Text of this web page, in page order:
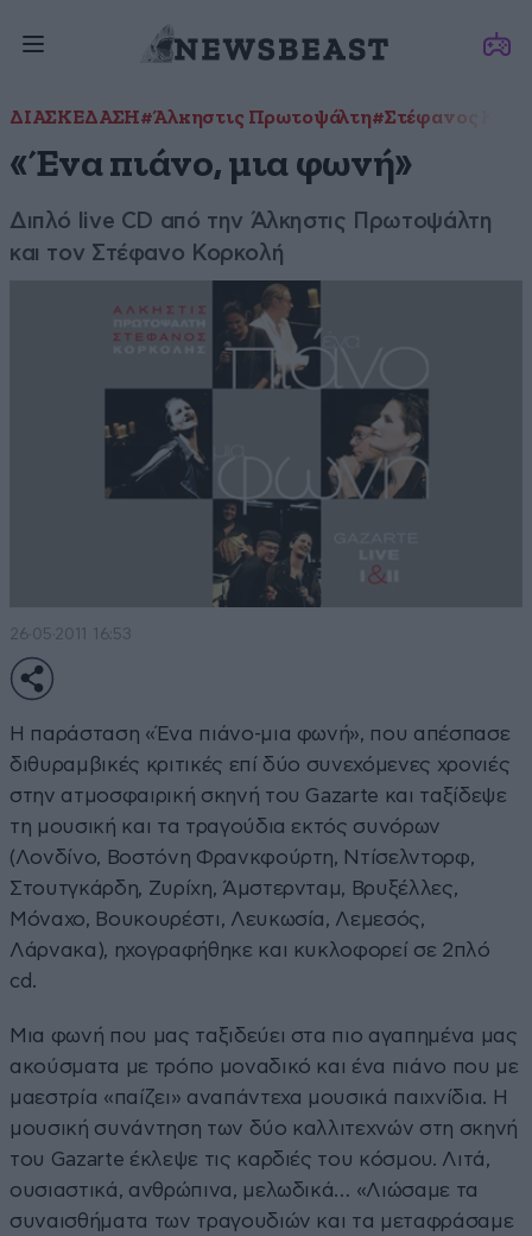
ΔΙΑΣΚΕΔΑΣΗ#Άλκηστις Πρωτοψάλτη#Στέφανος
«Ένα πιάνο, μια φωνή»
Διπλό live CD από την Άλκηστις Πρωτοψάλτη
και τον Στέφανο Κορκολή
26·05·2011 16:53
Η παράσταση «Ένα πιάνο-μια φωνή», που απέσπασε
διθυραμβικές κριτικές επί δύο συνεχόμενες χρονιές
στην ατμοσφαιρική σκηνή του Gazarte και ταξίδεψε
τη μουσική και τα τραγούδια εκτός συνόρων
(Λονδίνο, Βοστόνη Φρανκφούρτη, Ντίσελντορφ,
Στουτγκάρδη, Ζυρίχη, Άμστερνταμ, Βρυξέλλες,
Μόναχο, Βουκουρέστι, Λευκωσία, Λεμεσός,
Λάρνακα), ηχογραφήθηκε και κυκλοφορεί σε 2πλό
cd.
Μια φωνή που μας ταξιδεύει στα πιο αγαπημένα μας
ακούσματα με τρόπο μοναδικό και ένα πιάνο που με
μαεστρία «παίζει» αναπάντεχα μουσικά παιχνίδια. Η
μουσική συνάντηση των δύο καλλιτεχνών στη σκηνή
του Gazarte έκλεψε τις καρδιές του κόσμου. Λιτά,
ουσιαστικά, ανθρώπινα, μελωδικά… «Λιώσαμε τα
συναισθήματα των τραγουδιών και τα μεταφράσαμε